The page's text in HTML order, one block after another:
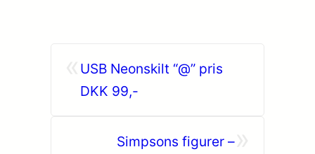
USB Neonskilt “@” pris
DKK 99,-
Simpsons figurer –